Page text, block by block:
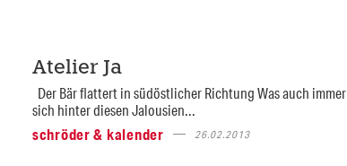
Atelier Ja
Der Bär flattert in südöstlicher Richtung Was auch immer
sich hinter diesen Jalousien...
schröder & kalender
26.02.2013